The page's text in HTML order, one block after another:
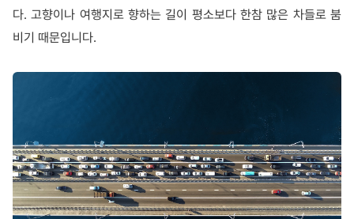
다. 고향이나 여행지로 향하는 길이 평소보다 한참 많은 차들로 붐
비기 때문입니다.